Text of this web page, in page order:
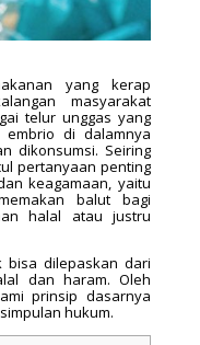
yang kerap
masyarakat
telur unggas yang
di dalamnya
dikonsumsi. Seiring
pertanyaan penting
keagamaan, yaitu
balut bagi
halal atau justru
bisa dilepaskan dari
dan haram. Oleh
prinsip dasarnya
hukum.